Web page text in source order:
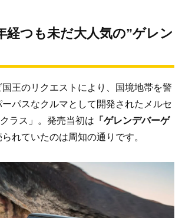
経つも未だ大人気の”ゲレン
王のリクエストにより、国境地帯を警
パスなクルマとして開発されたメルセ
ラス」。発売当初は 「ゲレンデバーゲ
れていたのは周知の通りです。